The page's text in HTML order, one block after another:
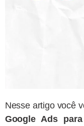
Nesse artigo você
Google Ads